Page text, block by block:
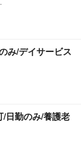
み/デイサービス
/日勤のみ/養護老